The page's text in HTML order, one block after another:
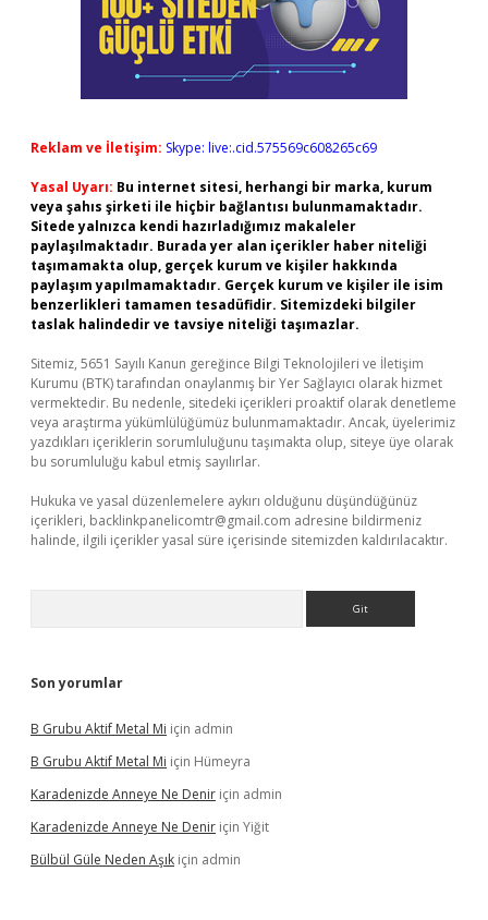
Reklam ve İletişim: Skype: live:.cid.575569c608265c69
Yasal Uyarı: Bu internet sitesi, herhangi bir marka, kurum
veya şahıs şirketi ile hiçbir bağlantısı bulunmamaktadır.
Sitede yalnızca kendi hazırladığımız makaleler
paylaşılmaktadır. Burada yer alan içerikler haber niteliği
taşımamakta olup, gerçek kurum ve kişiler hakkında
paylaşım yapılmamaktadır. Gerçek kurum ve kişiler ile isim
benzerlikleri tamamen tesadüfidir. Sitemizdeki bilgiler
taslak halindedir ve tavsiye niteliği taşımazlar.
Sitemiz, 5651 Sayılı Kanun gereğince Bilgi Teknolojileri ve İletişim
Kurumu (BTK) tarafından onaylanmış bir Yer Sağlayıcı olarak hizmet
vermektedir. Bu nedenle, sitedeki içerikleri proaktif olarak denetleme
veya araştırma yükümlülüğümüz bulunmamaktadır. Ancak, üyelerimiz
yazdıkları içeriklerin sorumluluğunu taşımakta olup, siteye üye olarak
bu sorumluluğu kabul etmiş sayılırlar.
Hukuka ve yasal düzenlemelere aykırı olduğunu düşündüğünüz
içerikleri, backlinkpanelicomtr@gmail.com adresine bildirmeniz
halinde, ilgili içerikler yasal süre içerisinde sitemizden kaldırılacaktır.
Son yorumlar
B Grubu Aktif Metal Mi için admin
B Grubu Aktif Metal Mi için Hümeyra
Karadenizde Anneye Ne Denir için admin
Karadenizde Anneye Ne Denir için Yiğit
Bülbül Güle Neden Aşık için admin